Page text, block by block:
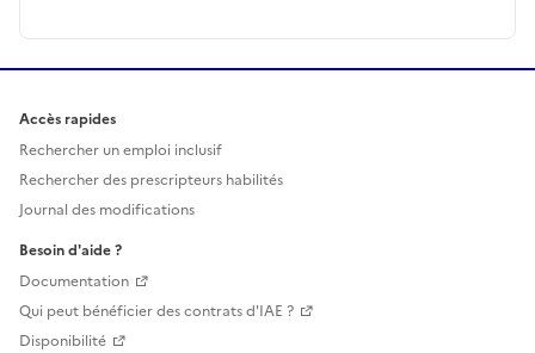
Accès rapides
Rechercher un emploi inclusif
Rechercher des prescripteurs habilités
Journal des modifications
Besoin d'aide ?
Documentation
Qui peut bénéficier des contrats d'IAE ?
Disponibilité